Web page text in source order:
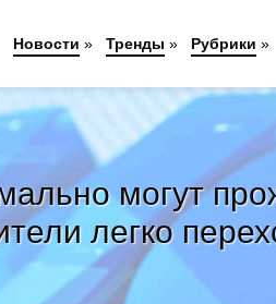
могут
легко
Новости » Тренды » Рубрики »